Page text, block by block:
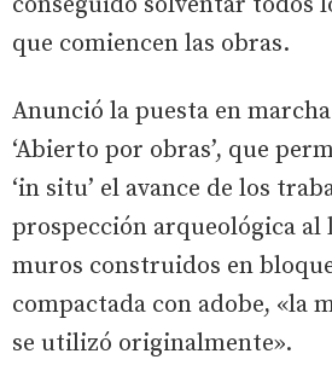
que comiencen las obras.
Anunció la puesta en
‘Abierto por obras’, que
‘in situ’ el avance de los
prospección arqueológica al
muros construidos en
compactada con adobe, «la
se utilizó originalmente».